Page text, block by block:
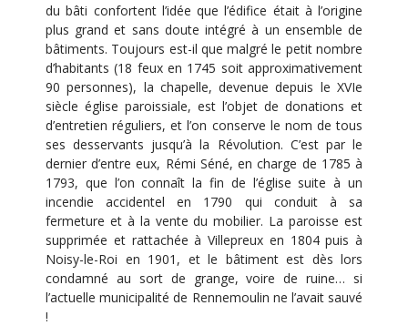
du bâti confortent l’idée que l’édifice était à l’origine
plus grand et sans doute intégré à un ensemble de
bâtiments. Toujours est-il que malgré le petit nombre
d’habitants (18 feux en 1745 soit approximativement
90 personnes), la chapelle, devenue depuis le XVIe
siècle église paroissiale, est l’objet de donations et
d’entretien réguliers, et l’on conserve le nom de tous
ses desservants jusqu’à la Révolution. C’est par le
dernier d’entre eux, Rémi Séné, en charge de 1785 à
1793, que l’on connaît la fin de l’église suite à un
incendie accidentel en 1790 qui conduit à sa
fermeture et à la vente du mobilier. La paroisse est
supprimée et rattachée à Villepreux en 1804 puis à
Noisy-le-Roi en 1901, et le bâtiment est dès lors
condamné au sort de grange, voire de ruine… si
l’actuelle municipalité de Rennemoulin ne l’avait sauvé
!